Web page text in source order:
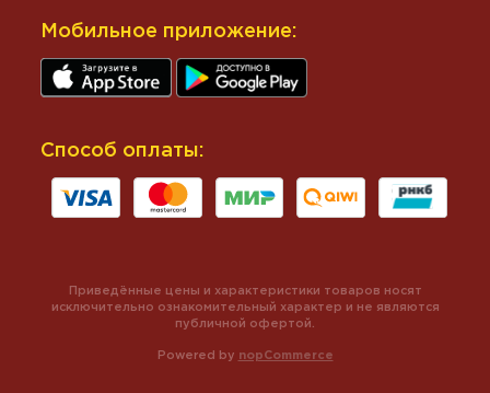
Мобильное приложение:
Способ оплаты:
Powered by nopCommerce
Приведённые цены и характеристики товаров носят
исключительно ознакомительный характер и не являются
публичной офертой.